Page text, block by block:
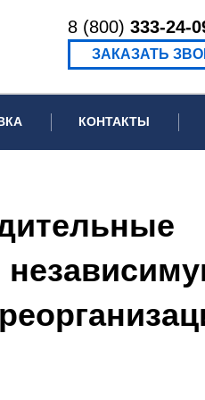
8 (800) 333-24-
ЗАКАЗАТЬ
рецензии
КОНТАКТЫ